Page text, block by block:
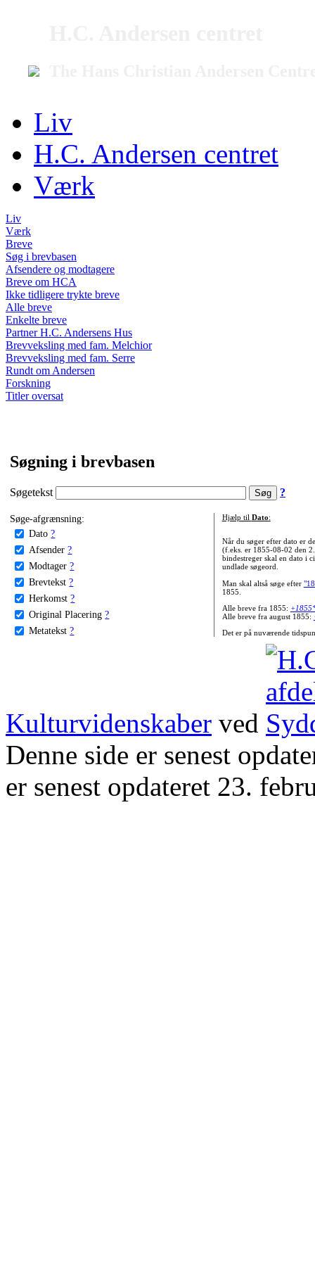
Liv
H.C. Andersen centret
Værk
Liv
Værk
Breve
Søg i brevbasen
Afsendere og modtagere
Breve om HCA
Ikke tidligere trykte breve
Alle breve
Enkelte breve
Partner H.C. Andersens Hus
Brevveksling med fam. Melchior
Brevveksling med fam. Serre
Rundt om Andersen
Forskning
Titler oversat
Søgning i brevbasen
Søgetekst ?
Søge-afgrænsning:
Dato ?
Afsender ?
Modtager ?
Brevtekst ?
Herkomst ?
Original Placering ?
Metatekst ?
Hjælp til Dato:
Når du søger efter dato er
(f.eks. er 1855-08-02 den
bindestreger skal en dato i
undlade søgeord.
Man skal altså søge efter
1855.
Alle breve fra 1855:
Alle breve fra august 1855:
Det er på nuværende
Kulturvidenskaber ved
Denne side er senest
er senest opdateret 23.